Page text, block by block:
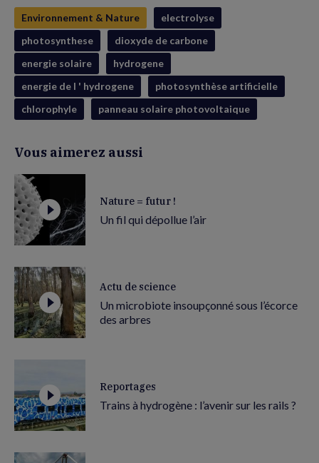
Environnement & Nature
electrolyse
photosynthese
dioxyde de carbone
energie solaire
hydrogene
energie de l ' hydrogene
photosynthèse artificielle
chlorophyle
panneau solaire photovoltaique
Vous aimerez aussi
Nature = futur !
Un fil qui dépollue l’air
Actu de science
Un microbiote insoupçonné sous l’écorce
des arbres
Reportages
Trains à hydrogène : l’avenir sur les rails ?